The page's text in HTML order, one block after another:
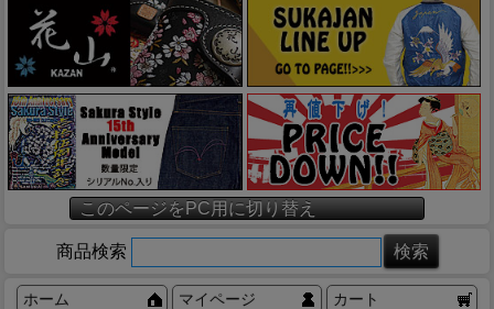
このページをPC用に切り替え
商品検索
ホーム マイページ カート